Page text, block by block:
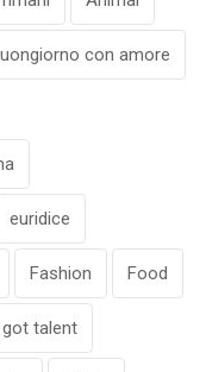
con amore
euridice
Fashion Food
talent